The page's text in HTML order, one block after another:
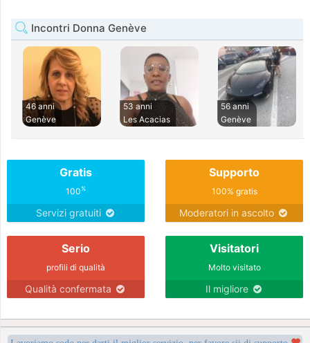
Incontri Donna Genève
46 anni
Genève
53 anni
Les Acacias
56 anni
Genève
Gratis
100%
Servizi gratuiti
Supporto
100% gratis
Moderatori in ascolto
Serio
profili di qualità
Qualità confermata
Visitatori
Molto visitato
Il migliore